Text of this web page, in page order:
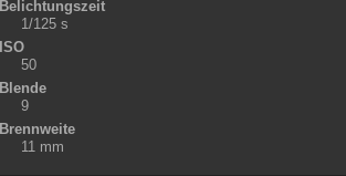
Belichtungszeit
1/125 s
ISO
50
Blende
9
Brennweite
11 mm